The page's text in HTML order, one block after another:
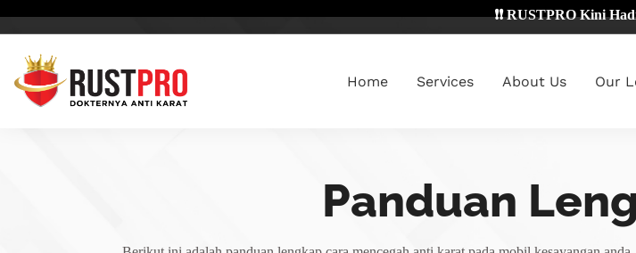
❗❗ RUSTPRO Kini Hadir 24
Home Services About Us Our
Panduan